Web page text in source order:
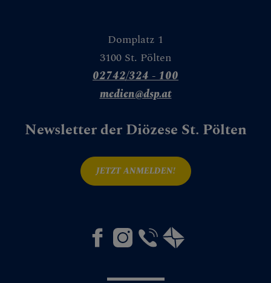
Domplatz 1
3100 St. Pölten
02742/324 - 100
medien@dsp.at
Newsletter der Diözese St. Pölten
JETZT ANMELDEN!